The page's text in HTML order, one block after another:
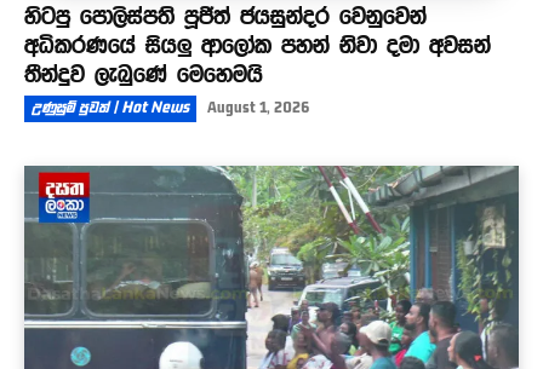
හිටපු පොලිස්පති පූජිත් ජයසුන්දර වෙනුවෙන්
අධිකරණයේ සියලු ආලෝක පහන් නිවා දමා අවසන්
තීන්දුව ලැබුණේ මෙහෙමයි
උණුසුම් පුවත් | Hot News August 1, 2026